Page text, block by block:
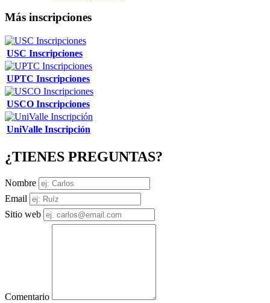
Más inscripciones
USC Inscripciones
UPTC Inscripciones
USCO Inscripciones
UniValle Inscripción
¿TIENES PREGUNTAS?
Nombre
Email
Sitio web
Comentario